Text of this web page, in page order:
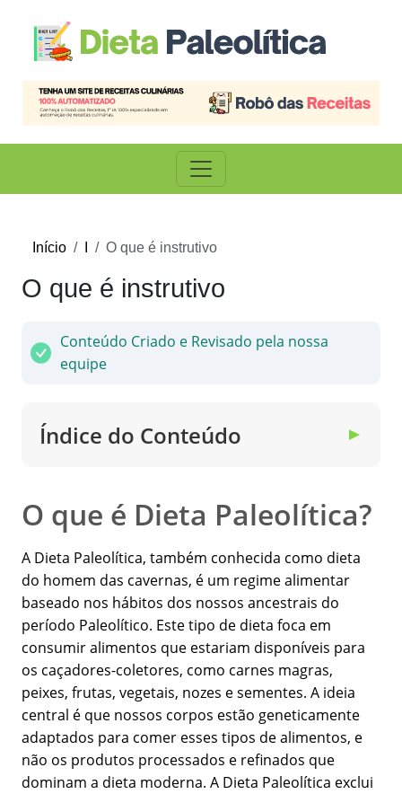
Início O que é instrutivo
O que é instrutivo
Conteúdo Criado e Revisado pela nossa
equipe
Índice do Conteúdo ▼
O que é Dieta Paleolítica?
A Dieta Paleolítica, também conhecida como dieta
do homem das cavernas, é um regime alimentar
baseado nos hábitos dos nossos ancestrais do
período Paleolítico. Este tipo de dieta foca em
consumir alimentos que estariam disponíveis para
os caçadores-coletores, como carnes magras,
peixes, frutas, vegetais, nozes e sementes. A ideia
central é que nossos corpos estão geneticamente
adaptados para comer esses tipos de alimentos, e
não os produtos processados e refinados que
dominam a dieta moderna. A Dieta Paleolítica exclui